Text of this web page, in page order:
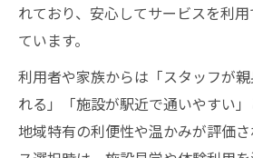
れており、安心してサービスを利
ています。
利用者や家族からは「スタッフが
れる」「施設が駅近で通いやすい」
地域特有の利便性や温かみが評価